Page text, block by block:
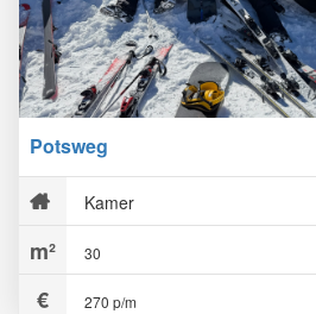
Potsweg
Kamer
30
270 p/m